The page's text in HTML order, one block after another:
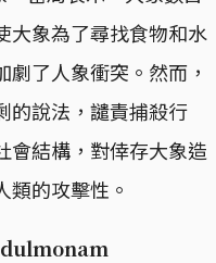
大象為了尋找食物和水
了人象衝突。然而，
的說法，譴責捕殺行
會結構，對倖存大象造
類的攻擊性。